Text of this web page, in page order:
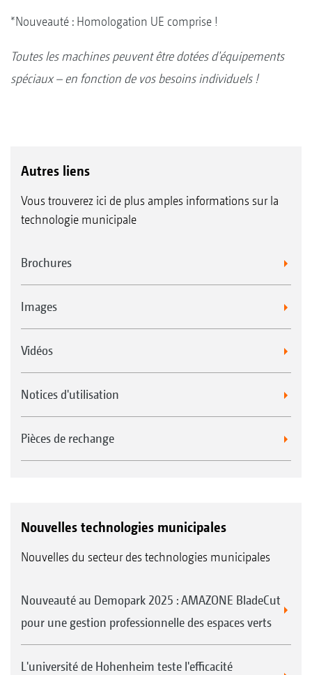
*Nouveauté : Homologation UE comprise !
Toutes les machines peuvent être dotées d'équipements
spéciaux – en fonction de vos besoins individuels !
Autres liens
Vous trouverez ici de plus amples informations sur la
technologie municipale
Brochures
Images
Vidéos
Notices d'utilisation
Pièces de rechange
Nouvelles technologies municipales
Nouvelles du secteur des technologies municipales
Nouveauté au Demopark 2025 : AMAZONE BladeCut
pour une gestion professionnelle des espaces verts
L'université de Hohenheim teste l'efficacité